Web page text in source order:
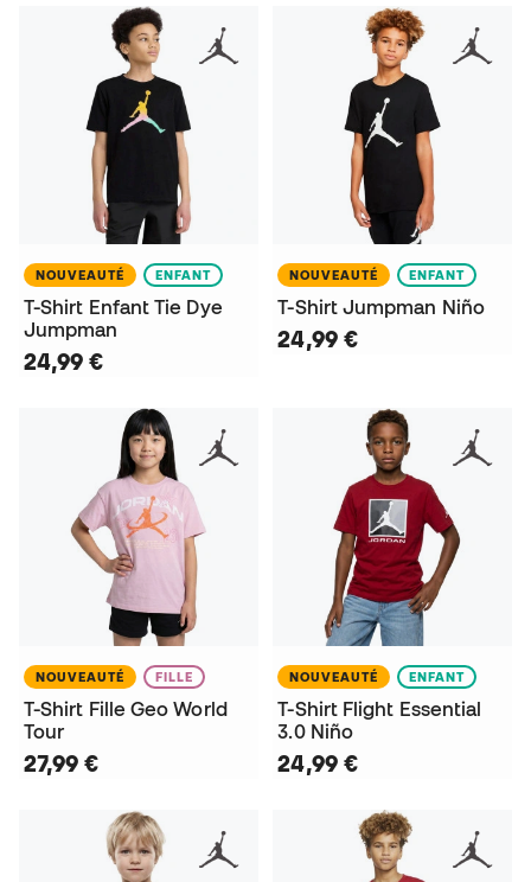
NOUVEAUTÉ ENFANT
T-Shirt Enfant Tie Dye
Jumpman
24,99 €
NOUVEAUTÉ ENFANT
T-Shirt Jumpman Niño
24,99 €
NOUVEAUTÉ FILLE
T-Shirt Fille Geo World
Tour
27,99 €
NOUVEAUTÉ ENFANT
T-Shirt Flight Essential
3.0 Niño
24,99 €